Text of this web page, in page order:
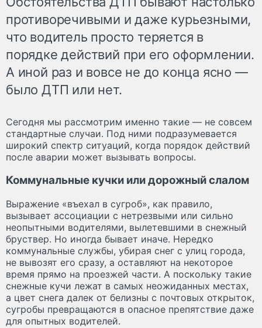
противоречивыми и даже курьезными,
что водитель просто теряется в
порядке действий при его оформлении.
А иной раз и вовсе не до конца ясно —
было ДТП или нет.
Сегодня мы рассмотрим именно такие — не совсем
стандартные случаи. Под ними подразумевается
широкий спектр ситуаций, когда порядок действий
после аварии может вызывать вопросы.
Коммунальные кучки или дорожный слалом
Выражение «въехал в сугроб», как правило,
вызывает ассоциации с нетрезвыми или сильно
неопытными водителями, вылетевшими в снежный
бруствер. Но иногда бывает иначе. Нередко
коммунальные службы, убирая снег с улиц города,
не вывозят его сразу, а оставляют на некоторое
время прямо на проезжей части. А поскольку такие
снежные кучи лежат в самых неожиданных местах,
а цвет снега далек от белизны с почтовых открыток,
сугробы превращаются в опасное препятствие даже
для опытных водителей.